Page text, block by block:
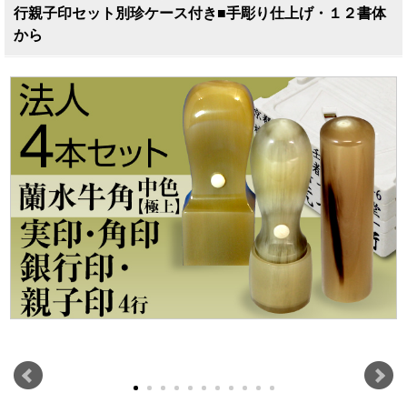
行親子印セット別珍ケース付き■手彫り仕上げ・１２書体
から